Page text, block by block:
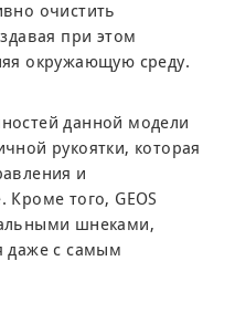
очистить
при этом
окружающую среду.
данной модели
рукоятки, которая
и
того, GEOS
шнеками,
даже с самым